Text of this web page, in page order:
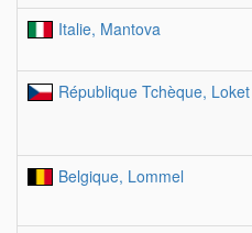
Italie, Mantova
République Tchèque, Loket
Belgique, Lommel